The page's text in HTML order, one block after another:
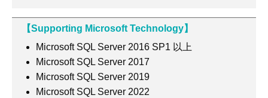
【Supporting Microsoft Technology】​​
Microsoft SQL Server 2016 SP1 以上​​
Microsoft SQL Server 2017​​
Microsoft SQL Server 2019​​
Microsoft SQL Server 2022​​